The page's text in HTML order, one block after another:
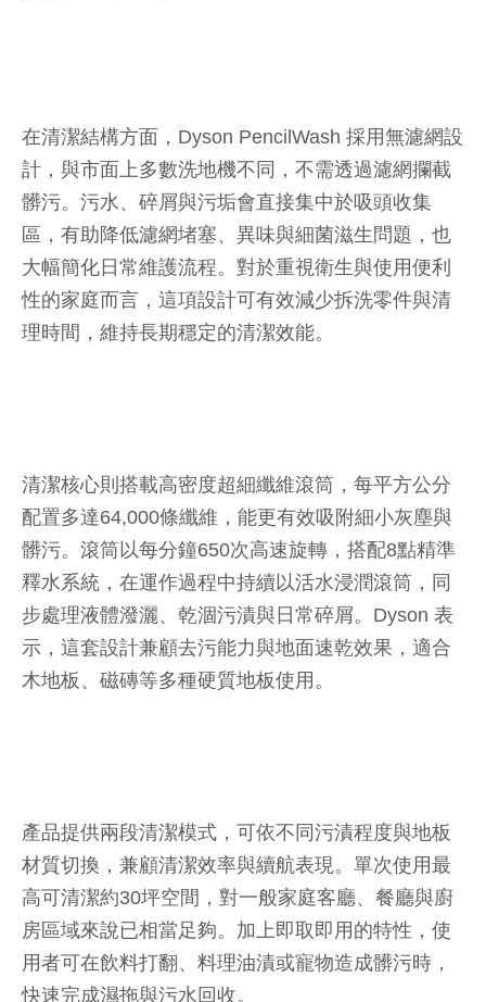
在清潔結構方面，Dyson PencilWash 採用無濾網設
計，與市面上多數洗地機不同，不需透過濾網攔截
髒污。污水、碎屑與污垢會直接集中於吸頭收集
區，有助降低濾網堵塞、異味與細菌滋生問題，也
大幅簡化日常維護流程。對於重視衛生與使用便利
性的家庭而言，這項設計可有效減少拆洗零件與清
理時間，維持長期穩定的清潔效能。
清潔核心則搭載高密度超細纖維滾筒，每平方公分
配置多達64,000條纖維，能更有效吸附細小灰塵與
髒污。滾筒以每分鐘650次高速旋轉，搭配8點精準
釋水系統，在運作過程中持續以活水浸潤滾筒，同
步處理液體潑灑、乾涸污漬與日常碎屑。Dyson 表
示，這套設計兼顧去污能力與地面速乾效果，適合
木地板、磁磚等多種硬質地板使用。
產品提供兩段清潔模式，可依不同污漬程度與地板
材質切換，兼顧清潔效率與續航表現。單次使用最
高可清潔約30坪空間，對一般家庭客廳、餐廳與廚
房區域來說已相當足夠。加上即取即用的特性，使
用者可在飲料打翻、料理油漬或寵物造成髒污時，
快速完成濕拖與污水回收。